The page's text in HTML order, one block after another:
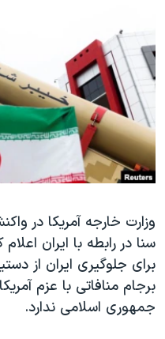
حقوق شهروندی
اقتصادی
علم و فناوری
اسرائیل در جنگ
گالری عکس
آرشیو پخش زنده
انتخابات ریاست جمهوری آمریکا
حمله جمهوری اسلامی به
رمز مهسا
ورزش زنان در ایران
اعتراضات زن، زندگی، آزادی
مجموعه مستندهای دادخواهی
تریبونال مردمی آبان ۹۸
دادگاه حمید نوری
چهل سال گروگان‌گیری
قانون شفافیت دارائی کادر
زبانهای مختلف
وزارت خارجه آمریکا در
سنا در رابطه با ایران
برای جلوگیری ایران از
برجام منافاتی با عزم
جمهوری اسلامی ندارد.